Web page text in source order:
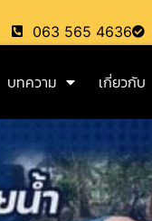
063 565 4636
บทความ เกี่ยวกับ